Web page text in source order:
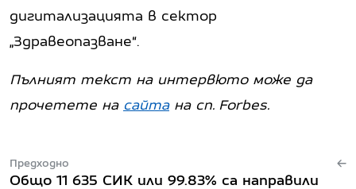
Предходно
Общо 11 635 СИК или 99.83% са направили
дигитализацията в сектор
„Здравеопазване“.
Пълният текст на интервюто може да
прочетете на сайтана сп. Forbes.